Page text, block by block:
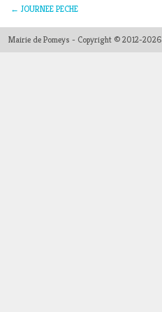
← JOURNEE PECHE
Mairie de Pomeys - Copyright © 2012-2026